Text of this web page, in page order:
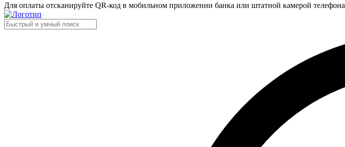
Для оплаты отсканируйте QR-код в мобильном приложении банка или штатной камерой телефона